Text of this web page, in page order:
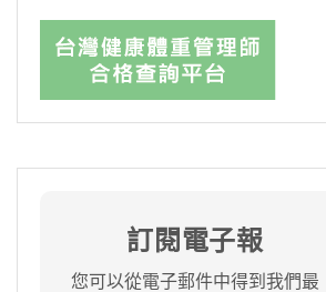
訂閱電子報
您可以從電子郵件中得到我們最